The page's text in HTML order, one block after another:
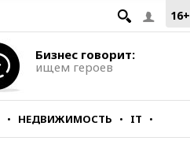
16+
Бизнес говорит:
ищем героев
НЕДВИЖИМОСТЬ IT